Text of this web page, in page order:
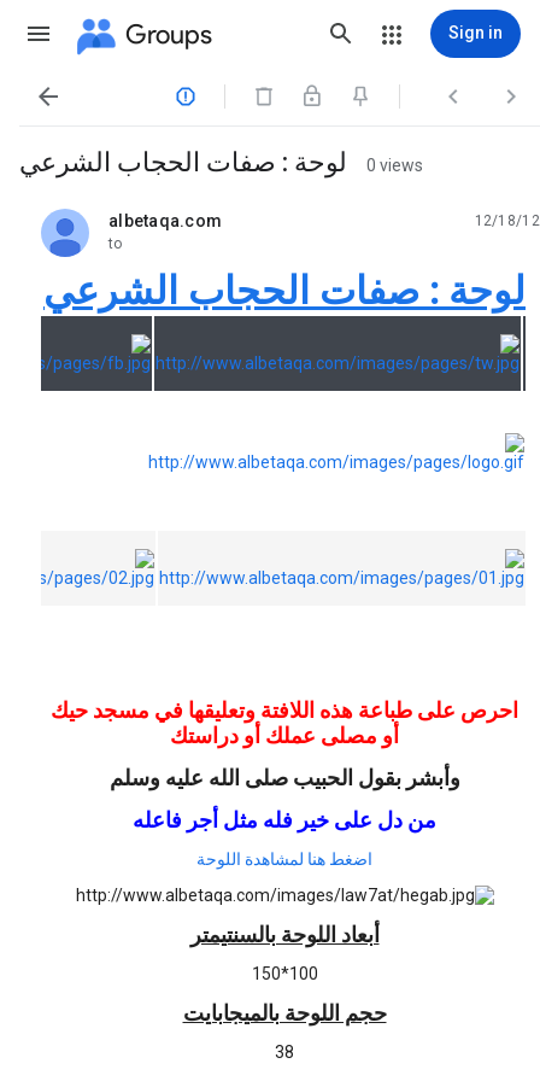
Groups Sign in
   
لوحة : صفات الحجاب الشرعي 0 views
albetaqa.com
unread,
12/18/12
to
لوحة : صفات الحجاب الشرعي
احرص على طباعة هذه اللافتة وتعليقها في مسجد حيك
أو مصلى عملك أو دراستك
وأبشر بقول الحبيب صلى الله عليه وسلم
من دل على خير فله مثل أجر فاعله
اضغط هنا لمشاهدة اللوحة
أبعاد اللوحة بالسنتيمتر
100*150
حجم اللوحة بالميجابايت
38